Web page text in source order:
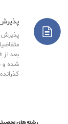
پذیرش
بعد
شده و